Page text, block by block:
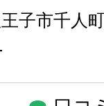
王子市千人